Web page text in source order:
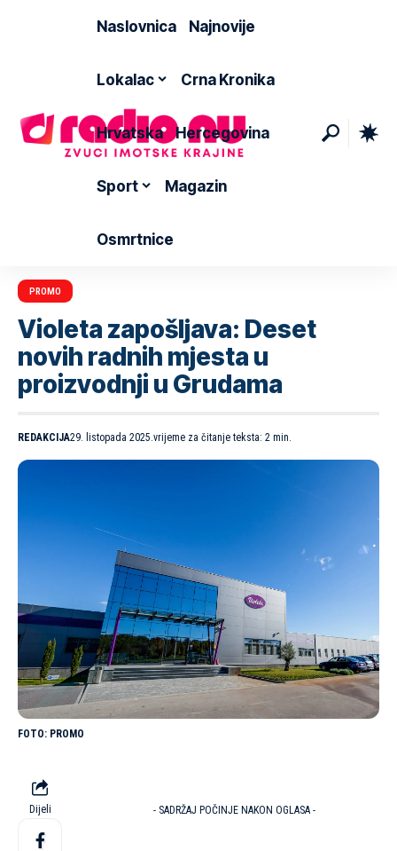
Naslovnica Najnovije
Lokalac Crna Kronika
Hrvatska Hercegovina
Sport Magazin
Osmrtnice
PROMO
Violeta zapošljava: Deset
novih radnih mjesta u
proizvodnji u Grudama
REDAKCIJA29. listopada 2025.vrijeme za čitanje teksta: 2 min.
PROMO
Dijeli - SADRŽAJ POČINJE NAKON OGLASA -